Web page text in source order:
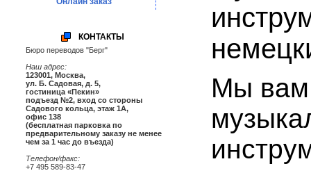
КОНТАКТЫ
Бюро переводов "Берг"
Наш адрес:
123001, Москва,
ул. Б. Садовая, д. 5,
гостиница «Пекин»
подъезд №2, вход со стороны
Садового кольца, этаж 1А,
офис 138
(бесплатная парковка по
предварительному заказу не менее
чем за 1 час до въезда)
Телефон/факс:
+7 495 589-83-47
Мы вам